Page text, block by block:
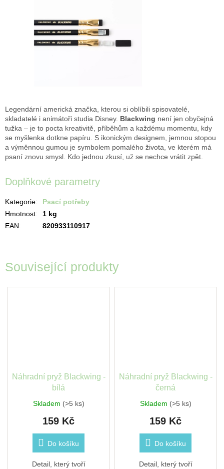
Související produkty
Náhradní pryž Blackwing -
bílá
Skladem (>5 ks)
159 Kč
Do košíku
Detail, který tvoří
Náhradní pryž Blackwing -
černá
Skladem (>5 ks)
159 Kč
Do košíku
Detail, který tvoří
Legendární americká značka, kterou si oblíbili spisovatelé,
skladatelé i animátoři studia Disney. Blackwing není jen obyčejná
tužka – je to pocta kreativitě, příběhům a každému momentu, kdy
se myšlenka dotkne papíru. S ikonickým designem, jemnou stopou
a výměnnou gumou je symbolem pomalého života, ve kterém má
psaní znovu smysl. Kdo jednou zkusí, už se nechce vrátit zpět.
Doplňkové parametry
Kategorie:
Psací potřeby
Hmotnost:
1 kg
EAN: 820933110917